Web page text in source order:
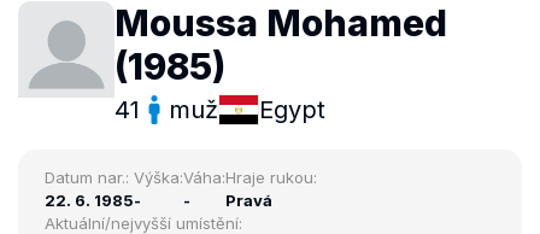
Moussa Mohamed
(1985)
41 muž Egypt
Datum nar.:
22. 6. 1985
Výška:
-
Váha:
-
Hraje rukou:
Pravá
Aktuální/nejvyšší umístění: